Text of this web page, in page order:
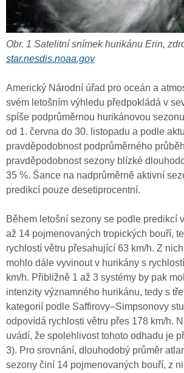
Obr. 1 Satelitní snímek hurikánu Erin,
star.nesdis.noaa.gov
Americký Národní úřad pro oceán a
svém letošním výhledu předpokládá v
spíše podprůměrnou hurikánovou
od 1. června do 30. listopadu a podle
pravděpodobnost podprůměrného
pravděpodobnost sezony blízké
35 %. Šance na nadprůměrně aktivní
predikcí pouze desetiprocentní.
Během letošní sezony se podle predikcí
až 14 pojmenovaných tropických bouří,
rychlostí větru přesahující 63 km/h. Z
mohlo dále vyvinout v hurikány s
km/h. Přibližně 1 až 3 systémy by pak
intenzity významného hurikánu, tedy s
kategorií podle Saffirovy–Simpsonovy
odpovídá rychlosti větru přes 178 km/h.
uvádí, že spolehlivost tohoto odhadu je
3). Pro srovnání, dlouhodobý průměr
sezony činí 14 pojmenovaných bouří, z